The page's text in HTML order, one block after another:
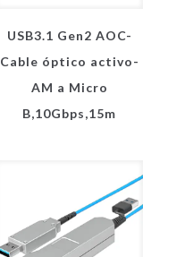
USB3.1 Gen2 AOC-
Cable óptico activo-
AM a Micro
B,10Gbps,15m